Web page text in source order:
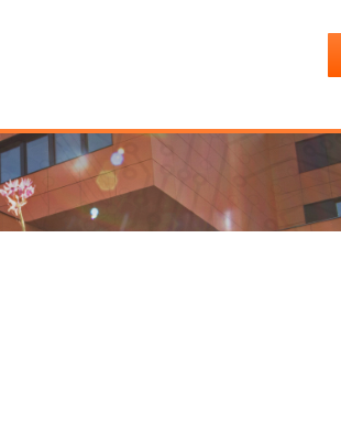
Top
Menu